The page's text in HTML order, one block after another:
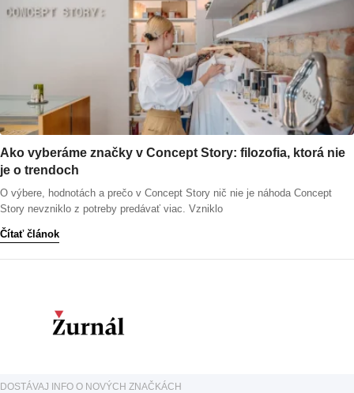
Ako vyberáme značky v Concept Story: filozofia, ktorá nie
je o trendoch
O výbere, hodnotách a prečo v Concept Story nič nie je náhoda Concept
Story nevzniklo z potreby predávať viac. Vzniklo
Čítať článok
DOSTÁVAJ INFO O NOVÝCH ZNAČKÁCH